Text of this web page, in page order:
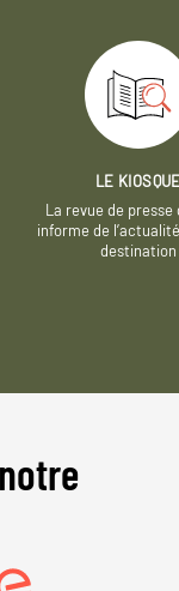
LE
La revue de presse
informe de
destination